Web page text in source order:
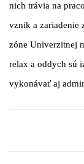
nich trávia na
vznik a zariadenie
zóne Univerzitnej
relax a oddych sú
vykonávať aj